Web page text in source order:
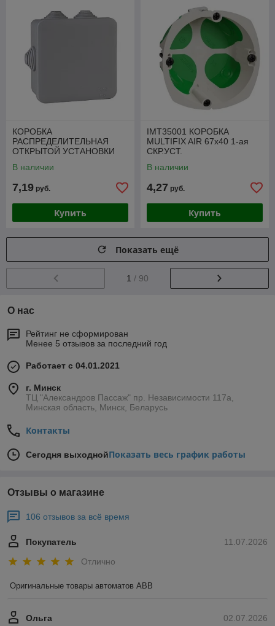
КОРОБКА
РАСПРЕДЕЛИТЕЛЬНАЯ
ОТКРЫТОЙ УСТАНОВКИ
В наличии
7,19 руб.
Купить
IMT35001 КОРОБКА
MULTIFIX AIR 67x40 1-ая
СКР.УСТ.
В наличии
4,27 руб.
Купить
Показать ещё
1 / 90
О нас
Рейтинг не сформирован
Менее 5 отзывов за последний год
Работает с 04.01.2021
г. Минск
ТЦ "Александров Пассаж" пр. Независимости 117а,
Минская область, Минск, Беларусь
Контакты
Сегодня выходнойПоказать весь график работы
Отзывы о магазине
106 отзывов за всё время
11.07.2026
Покупатель
Отлично
Оригинальные товары автоматов ABB
02.07.2026
Ольга